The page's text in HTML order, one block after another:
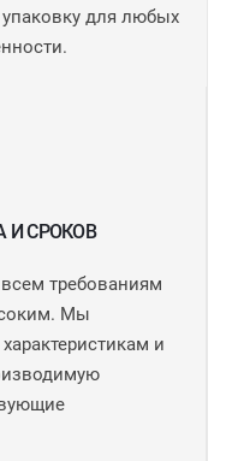
для любых
И СРОКОВ
требованиям
Мы
и